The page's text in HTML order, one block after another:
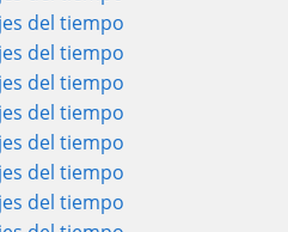
del tiempo
del tiempo
del tiempo
del tiempo
del tiempo
del tiempo
del tiempo